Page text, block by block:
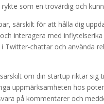
som en trovärdig och
särskilt för att hålla dig
interagera med
Twitter-chattar och använda
om din startup riktar sig
uppmärksamheten hos
på kommentarer och